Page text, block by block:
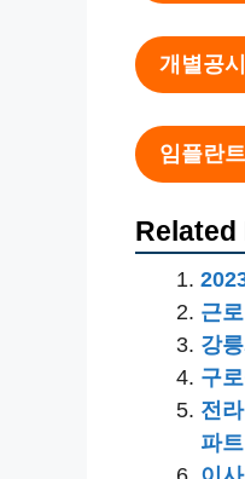
개별공
임플란
Related
근
강
구
전
파